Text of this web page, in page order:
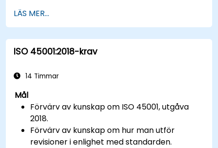
cyberrymden.
Skapa ett säkert cyberspace-miljö för
organisationer.
LÄS MER...
ISO 45001:2018-krav
14 Timmar
Mål
Förvärv av kunskap om ISO 45001, utgåva
2018.
Förvärv av kunskap om hur man utför
revisioner i enlighet med standarden.